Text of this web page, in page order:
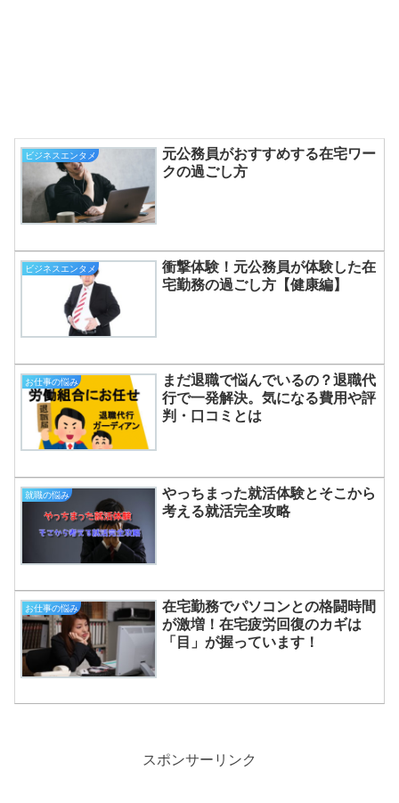
ビジネスエンタメ
元公務員がおすすめする在宅ワー
クの過ごし方
ビジネスエンタメ
衝撃体験！元公務員が体験した在
宅勤務の過ごし方【健康編】
お仕事の悩み
まだ退職で悩んでいるの？退職代
行で一発解決。気になる費用や評
判・口コミとは
就職の悩み
やっちまった就活体験とそこから
考える就活完全攻略
お仕事の悩み
在宅勤務でパソコンとの格闘時間
が激増！在宅疲労回復のカギは
「目」が握っています！
スポンサーリンク